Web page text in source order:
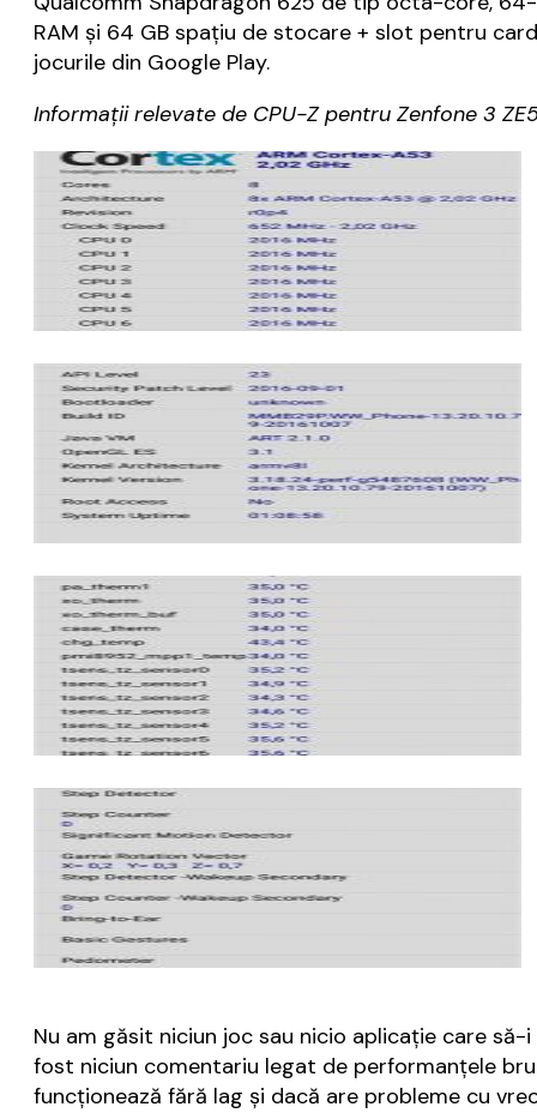
RAM și 64 GB spațiu de stocare + slot pentru
jocurile din Google Play.
Informații relevate de CPU-Z pentru Zenfone 3
Nu am găsit niciun joc sau nicio aplicație care să-
fost niciun comentariu legat de performanțele
funcționează fără lag și dacă are probleme cu